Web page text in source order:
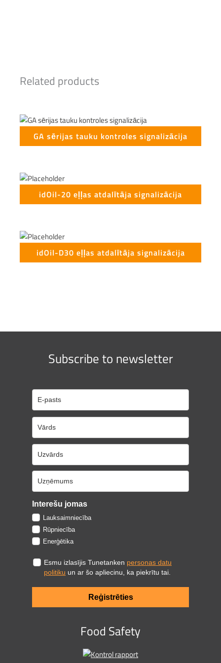
Related products
GA sērijas tauku kontroles signalizācija
idOil-20 eļļas atdalītāja signalizācija
idOil-D30 eļļas atdalītāja signalizācija
Subscribe to newsletter
Interešu jomas
Lauksaimniecība
Rūpniecība
Enerģētika
Esmu izlasījis Tunetanken personas datu
politiku un ar šo apliecinu, ka piekrītu tai.
Reģistrēties
Food Safety